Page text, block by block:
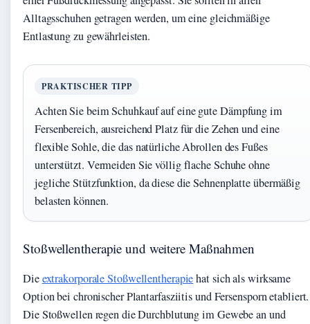
Alltagsschuhen getragen werden, um eine gleichmäßige
Entlastung zu gewährleisten.
PRAKTISCHER TIPP
Achten Sie beim Schuhkauf auf eine gute Dämpfung im
Fersenbereich, ausreichend Platz für die Zehen und eine
flexible Sohle, die das natürliche Abrollen des Fußes
unterstützt. Vermeiden Sie völlig flache Schuhe ohne
jegliche Stützfunktion, da diese die Sehnenplatte übermäßig
belasten können.
Stoßwellentherapie und weitere Maßnahmen
Dieextrakorporale Stoßwellentherapiehat sich als wirksame
Option bei chronischer Plantarfasziitis und Fersensporn etabliert.
Die Stoßwellen regen die Durchblutung im Gewebe an und